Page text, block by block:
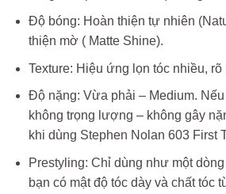
Độ bóng: Hoàn thiện tự nhiên
thiện mờ ( Matte Shine).
Texture: Hiệu ứng lọn tóc nhiều, rõ
Độ nặng: Vừa phải – Medium.
không trọng lượng – không gây
khi dùng Stephen Nolan 603 First
Prestyling: Chỉ dùng như một
bạn có mật độ tóc dày và chất tóc